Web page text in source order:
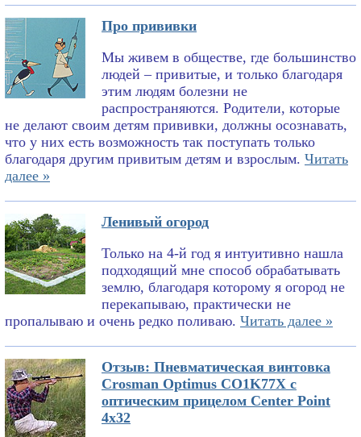
Про прививки
Мы живем в обществе, где большинство
людей – привитые, и только благодаря
этим людям болезни не
распространяются. Родители, которые
не делают своим детям прививки, должны осознавать,
что у них есть возможность так поступать только
благодаря другим привитым детям и взрослым. Читать
далее »
Ленивый огород
Только на 4-й год я интуитивно нашла
подходящий мне способ обрабатывать
землю, благодаря которому я огород не
перекапываю, практически не
пропалываю и очень редко поливаю. Читать далее »
Отзыв: Пневматическая винтовка
Crosman Optimus CO1K77X с
оптическим прицелом Center Point
4x32